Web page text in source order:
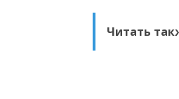
Читать